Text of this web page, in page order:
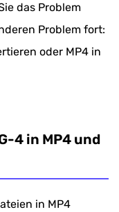
das Problem
Problem fort:
oder MP4 in
4 in MP4 und
in MP4